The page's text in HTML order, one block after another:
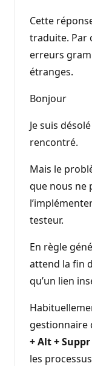
Cette
traduite. Par
erreurs
étranges.
Bonjour
Je suis
rencontré.
Mais le
que nous ne
testeur.
En règle
attend la fin
qu’un lien
gestionnaire
+ Alt + Suppr
les